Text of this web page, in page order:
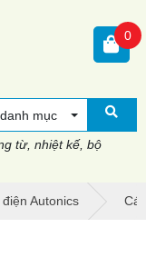
mục
từ, nhiệt kế, bộ
0
Autonics